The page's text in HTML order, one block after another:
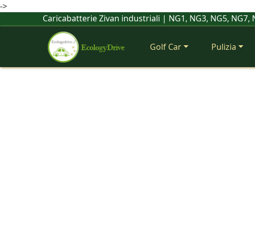
->
Caricabatterie Zivan industriali | NG1, NG3, NG5,
Golf Car Pulizia